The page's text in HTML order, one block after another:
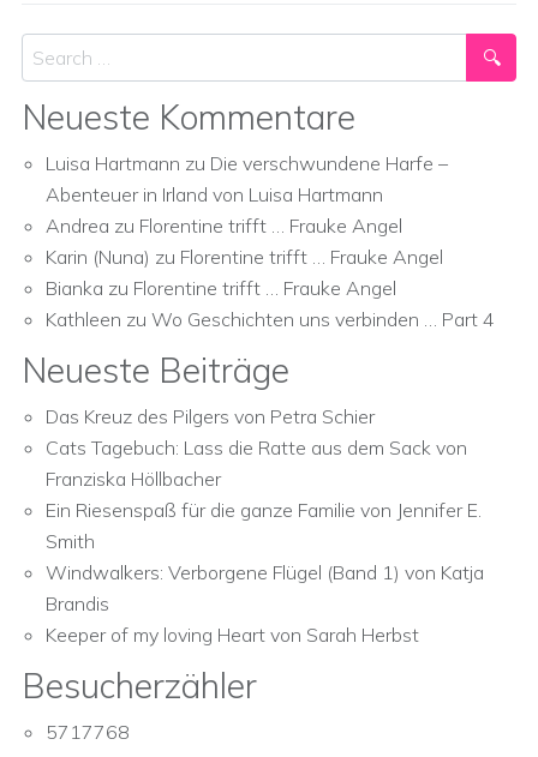
Search
Neueste Kommentare
Luisa Hartmann zu Die verschwundene Harfe –
Abenteuer in Irland von Luisa Hartmann
Andrea zu Florentine trifft … Frauke Angel
Karin (Nuna) zu Florentine trifft … Frauke Angel
Bianka zu Florentine trifft … Frauke Angel
Kathleen zu Wo Geschichten uns verbinden … Part 4
Neueste Beiträge
Das Kreuz des Pilgers von Petra Schier
Cats Tagebuch: Lass die Ratte aus dem Sack von
Franziska Höllbacher
Ein Riesenspaß für die ganze Familie von Jennifer E.
Smith
Windwalkers: Verborgene Flügel (Band 1) von Katja
Brandis
Keeper of my loving Heart von Sarah Herbst
Besucherzähler
5717768